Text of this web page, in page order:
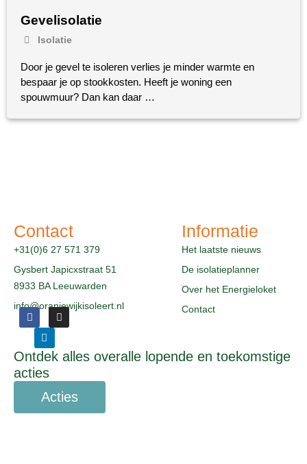
Gevelisolatie
Isolatie
Door je gevel te isoleren verlies je minder warmte en
bespaar je op stookkosten. Heeft je woning een
spouwmuur? Dan kan daar …
Contact
+31(0)6 27 571 379
Gysbert Japicxstraat 51
8933 BA Leeuwarden
info@oranjewijkisoleert.nl
F
a
b
o
o
I
n
a
r
a
m
i
n
k
e
d
i
n
Informatie
Het laatste nieuws
De isolatieplanner
Over het Energieloket
Contact
Ontdek alles overalle lopende en toekomstige
acties
Acties